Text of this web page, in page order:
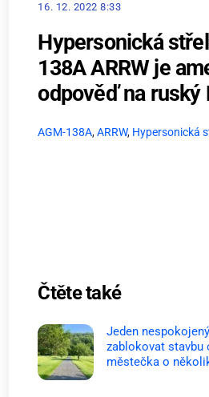
16. 12. 2022 8:33
Hypersonická
138A ARRW je
odpověď na ruský
AGM-138A,ARRW, Hypersonická
Čtěte také
Jeden
zablokovat stavbu
městečka o